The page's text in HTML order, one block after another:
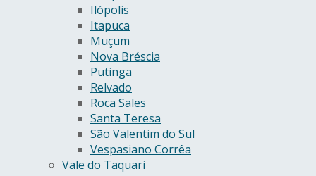
Ilópolis
Itapuca
Muçum
Nova Bréscia
Putinga
Relvado
Roca Sales
Santa Teresa
São Valentim do Sul
Vespasiano Corrêa
Vale do Taquari